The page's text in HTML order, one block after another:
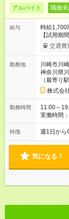
アルバイト 職種
給与
時給1,700
【試用期
交通費
勤務地
川崎市川
神奈川県
（最寄り
株式会
勤務時間
11:00～
実働時間
勤務開始
特徴 週1日から
気になる！